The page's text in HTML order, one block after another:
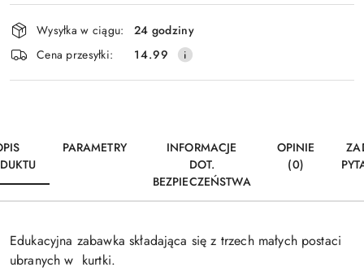
Wyślij
Dostępność
i
dostawa
Wysyłka w ciągu:
24 godziny
Cena przesyłki:
14.99
PARAMETRY
INFORMACJE
DOT.
BEZPIECZEŃSTWA
OPINIE
(0)
Edukacyjna zabawka składająca się z trzech małych postaci
ubranych w kurtki.